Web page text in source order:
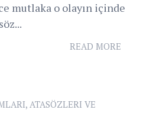
mutlaka o olayın içinde
READ MORE
, ATASÖZLERI VE